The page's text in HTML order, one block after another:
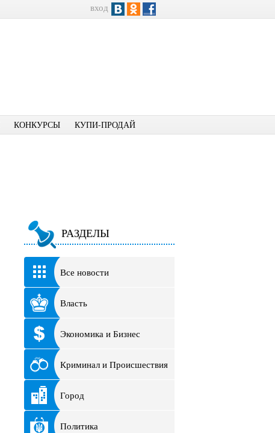
вход
КОНКУРСЫ КУПИ-ПРОДАЙ
РАЗДЕЛЫ
Все новости
Власть
Экономика и Бизнес
Криминал и Происшествия
Город
Политика